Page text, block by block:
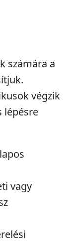
számára a
végzik
lépésre
vagy